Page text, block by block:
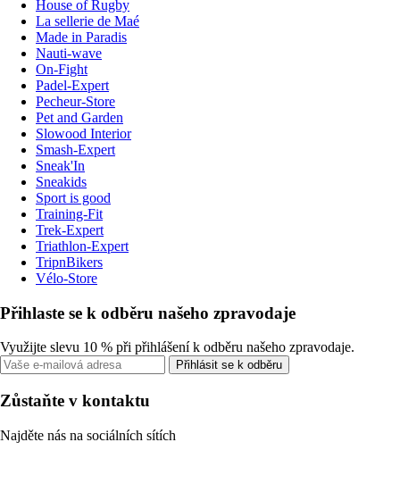
House of Rugby
La sellerie de Maé
Made in Paradis
Nauti-wave
On-Fight
Padel-Expert
Pecheur-Store
Pet and Garden
Slowood Interior
Smash-Expert
Sneak'In
Sneakids
Sport is good
Training-Fit
Trek-Expert
Triathlon-Expert
TripnBikers
Vélo-Store
Přihlaste se k odběru našeho zpravodaje
Využijte slevu 10 % při přihlášení k odběru našeho zpravodaje.
Přihlásit se k odběru
Zůstaňte v kontaktu
Najděte nás na sociálních sítích